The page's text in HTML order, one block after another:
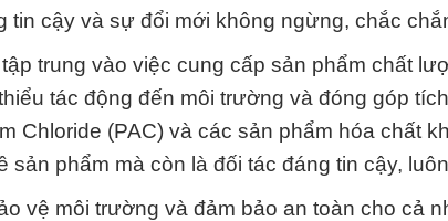
tin cậy và sự đổi mới không ngừng, chắc
trung vào việc cung cấp sản phẩm chất
tác động đến môi trường và đóng góp
Chloride (PAC) và các sản phẩm hóa chất
sản phẩm mà còn là đối tác đáng tin cậy,
vệ môi trường và đảm bảo an toàn cho cả